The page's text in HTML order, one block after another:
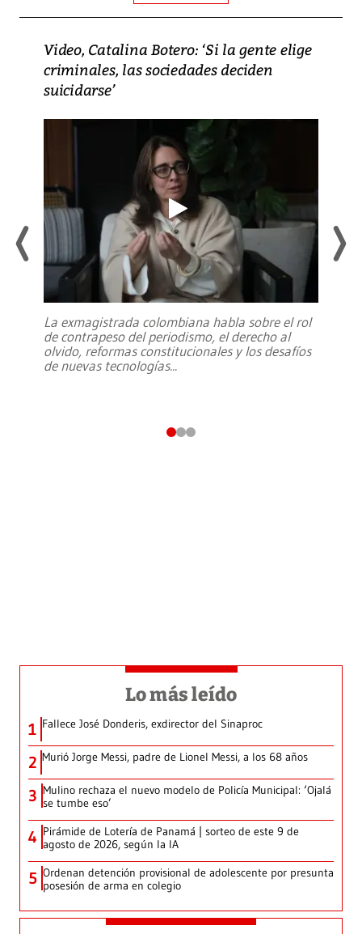
Video, Catalina Botero: ‘Si la gente elige
criminales, las sociedades deciden
suicidarse’
La exmagistrada colombiana habla sobre el rol
de contrapeso del periodismo, el derecho al
olvido, reformas constitucionales y los desafíos
de nuevas tecnologías...
Lo más leído
1 Fallece José Donderis, exdirector del Sinaproc
2 Murió Jorge Messi, padre de Lionel Messi, a los 68 años
3 Mulino rechaza el nuevo modelo de Policía Municipal: ‘Ojalá
se tumbe eso’
4 Pirámide de Lotería de Panamá | sorteo de este 9 de
agosto de 2026, según la IA
5 Ordenan detención provisional de adolescente por presunta
posesión de arma en colegio